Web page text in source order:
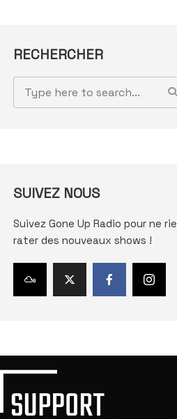
RECHERCHER
SUIVEZ NOUS
Suivez Gone Up Radio pour ne
rater des nouveaux shows !